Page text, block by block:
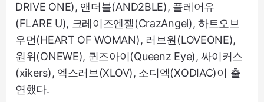
DRIVE ONE), 앤더블(AND2BLE), 플레어유
(FLARE U), 크레이즈엔젤(CrazAngel), 하트오브
우먼(HEART OF WOMAN), 러브원(LOVEONE),
원위(ONEWE), 퀸즈아이(Queenz Eye), 싸이커스
(xikers), 엑스러브(XLOV), 소디엑(XODIAC)이 출
연했다.